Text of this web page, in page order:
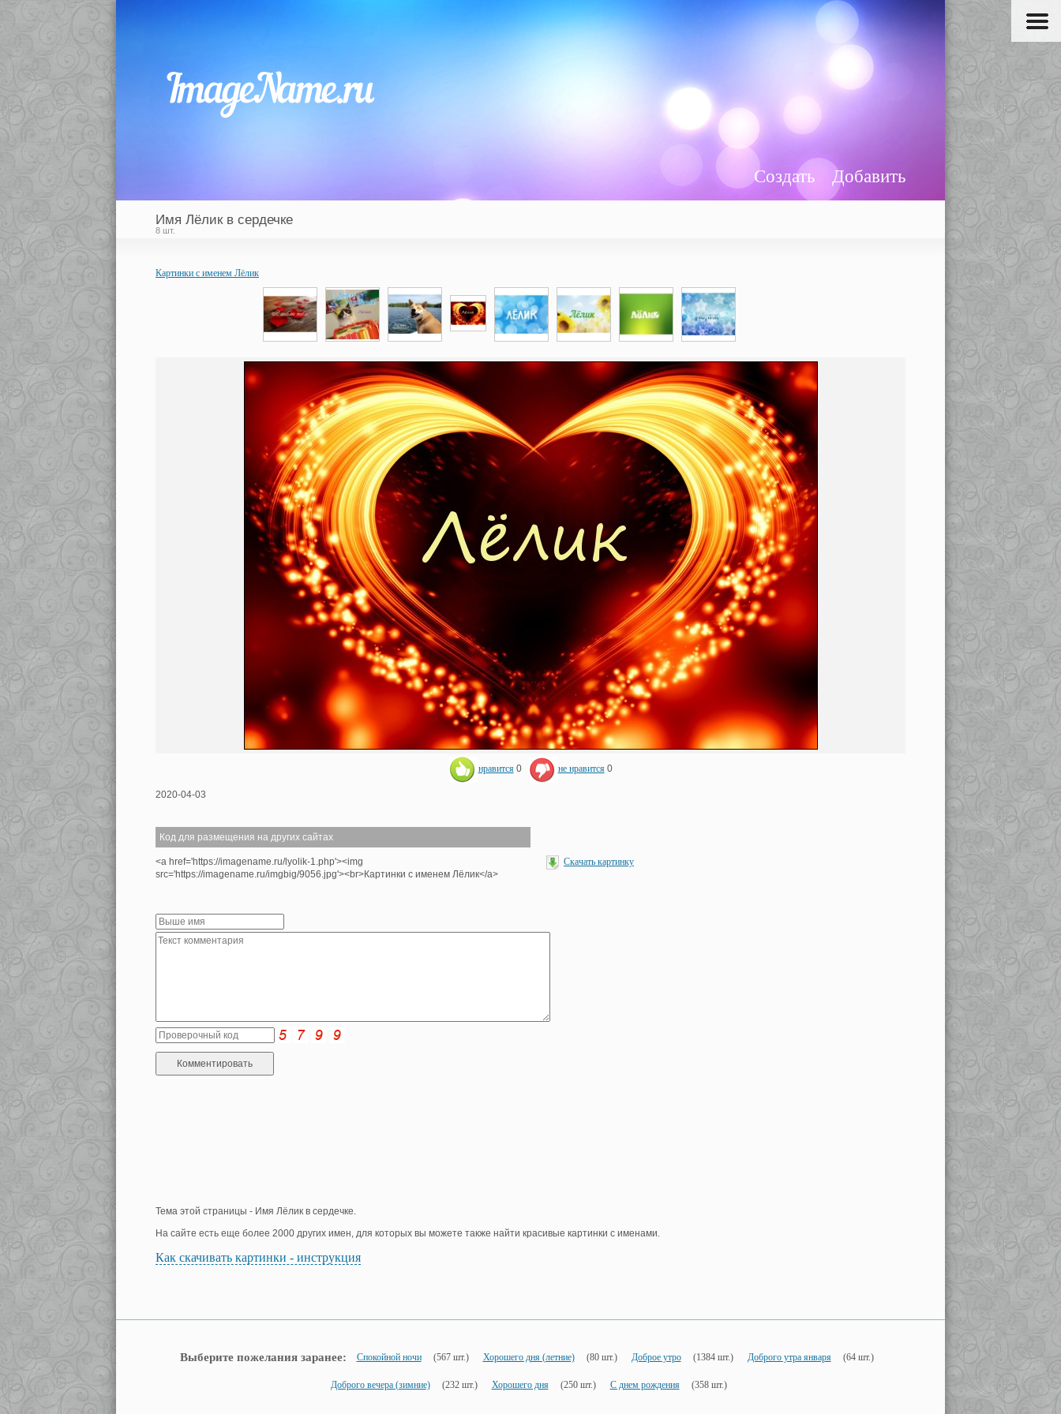
Добавить
Создать
Имя Лёлик в сердечке
8 шт.
Картинки с именем Лёлик
нравится 0 не нравится 0
2020-04-03
Код для размещения на других сайтах
<a href='https://imagename.ru/lyolik-1.php'><img
src='https://imagename.ru/imgbig/9056.jpg'><br>Картинки с именем Лёлик</a>
Скачать картинку
Тема этой страницы - Имя Лёлик в сердечке.
На сайте есть еще более 2000 других имен, для которых вы можете также найти красивые картинки с именами.
Как скачивать картинки - инструкция
Выберите пожелания заранее: Спокойной ночи (567 шт.) Хорошего дня (летние) (80 шт.) Доброе утро (1384 шт.) Доброго утра января (64 шт.)
Доброго вечера (зимние) (232 шт.) Хорошего дня (250 шт.) С днем рождения (358 шт.)